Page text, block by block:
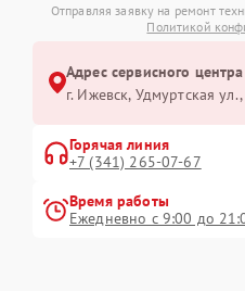
Отправляя заявку на ремонт
Политикой
Адрес сервисного
г. Ижевск, Удмуртская
Горячая линия
+7 (341) 265-07-67
Время работы
Ежедневно с 9:00 до